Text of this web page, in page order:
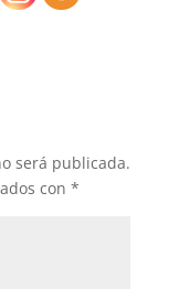
será publicada.
con *